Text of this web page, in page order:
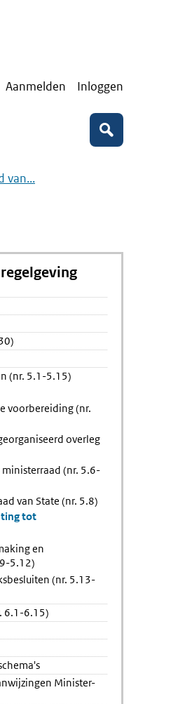
Aanmelden Inloggen
Zoeken
van...
(nr. 5.1-5.15)
voorbereiding (nr.
overleg
(nr. 5.6-
van State (nr. 5.8)
tot
en
5.12)
(nr. 5.13-
6.1-6.15)
Minister-